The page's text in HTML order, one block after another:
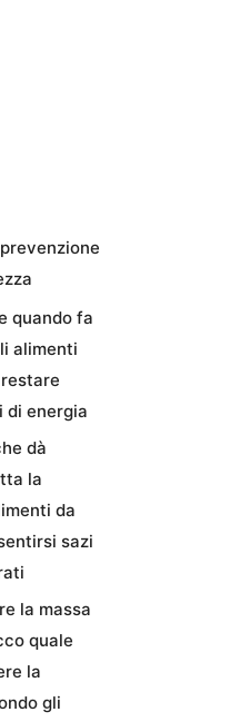
quando fa
alimenti
di energia
dà
la
da
sazi
la massa
quale
la
gli